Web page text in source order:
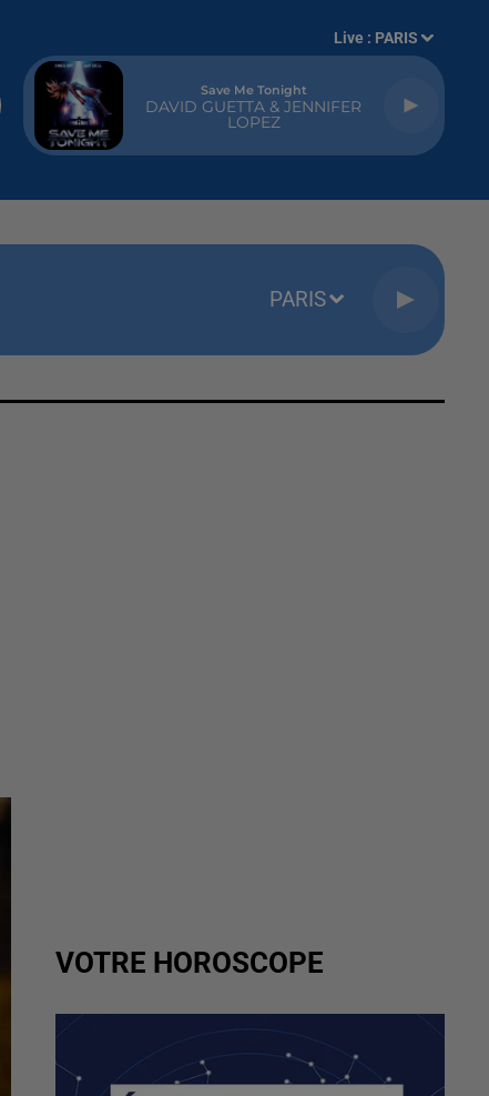
Live : PARIS
Save Me Tonight
DAVID GUETTA & JENNIFER
LOPEZ
PARIS
VOTRE HOROSCOPE